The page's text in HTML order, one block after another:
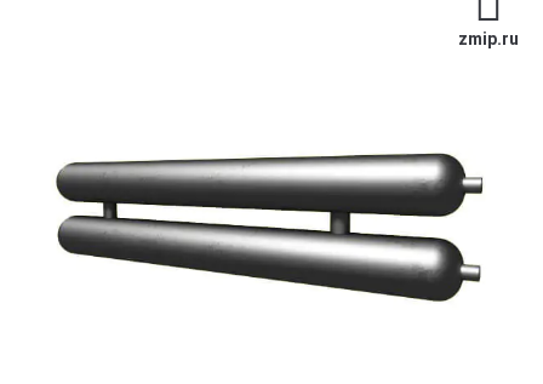
zmip.ru